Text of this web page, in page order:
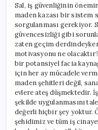
Sal, iş güvenliğinin
maden kazası bir sistem
sorgulanması gerekiyor.
güvencesizliği gibi
zaten geçim
motivasyonu ne
bir potansiyel facia
için her ay mücadele
maden şehitleri değil,
evlere ateş düşmektedir.
şekilde uygulanmasını
değerli hiçbir şey yoktur.
şehidimiz ve tüm iş